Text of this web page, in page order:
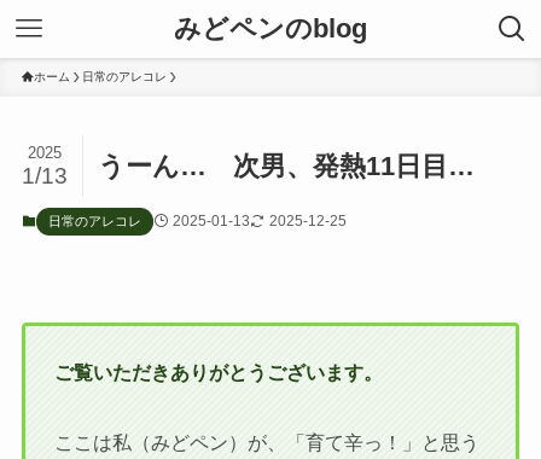
みどペンのblog
ホーム 日常のアレコレ
うーん… 次男、発熱11日目…
2025
1/13
日常のアレコレ 2025-01-13 2025-12-25
ご覧いただきありがとうございます。
ここは私（みどペン）が、「育て辛っ！」と思う